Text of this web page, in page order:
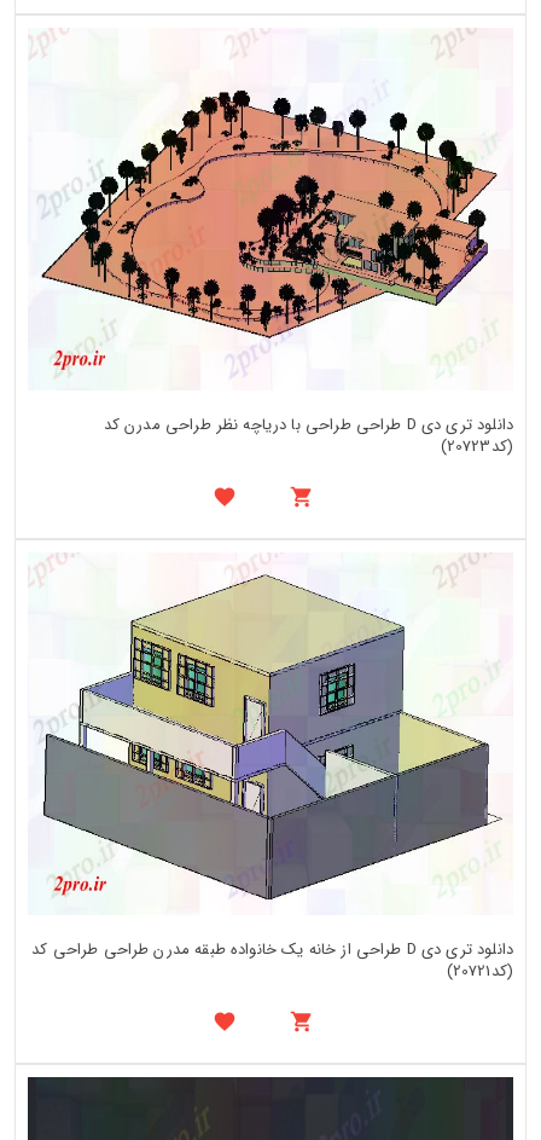
دانلود تری دی D طراحی طراحی با دریاچه نظر طراحی مدرن کد
(کد20723)
دانلود تری دی D طراحی از خانه یک خانواده طبقه مدرن طراحی طراحی کد
(کد20721)